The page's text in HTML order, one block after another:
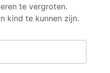
te vergroten.
kind te kunnen zijn.